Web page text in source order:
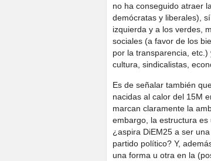
no ha conseguido atraer
demócratas y liberales),
izquierda y a los verdes,
sociales (a favor de los
por la transparencia,
cultura, sindicalistas,
Es de señalar también
nacidas al calor del 15M
marcan claramente la
embargo, la estructura
¿aspira DiEM25 a ser
partido político? Y,
una forma u otra en la